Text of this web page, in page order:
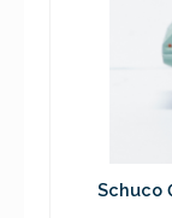
Schuco